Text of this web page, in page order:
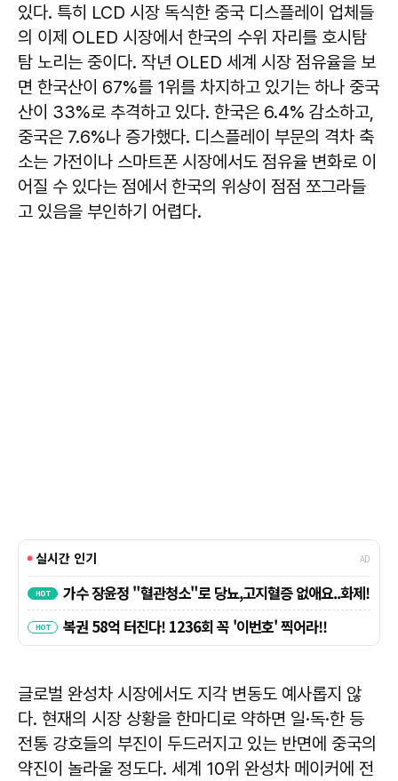
있다. 특히 LCD 시장 독식한 중국 디스플레이 업체들
의 이제 OLED 시장에서 한국의 수위 자리를 호시탐
탐 노리는 중이다. 작년 OLED 세계 시장 점유율을 보
면 한국산이 67%를 1위를 차지하고 있기는 하나 중국
산이 33%로 추격하고 있다. 한국은 6.4% 감소하고,
중국은 7.6%나 증가했다. 디스플레이 부문의 격차 축
소는 가전이나 스마트폰 시장에서도 점유율 변화로 이
어질 수 있다는 점에서 한국의 위상이 점점 쪼그라들
고 있음을 부인하기 어렵다.
글로벌 완성차 시장에서도 지각 변동도 예사롭지 않
다. 현재의 시장 상황을 한마디로 약하면 일·독·한 등
전통 강호들의 부진이 두드러지고 있는 반면에 중국의
약진이 놀라울 정도다. 세계 10위 완성차 메이커에 전